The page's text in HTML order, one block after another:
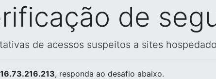
de
de acessos suspeitos a sites
, responda ao desafio abaixo.